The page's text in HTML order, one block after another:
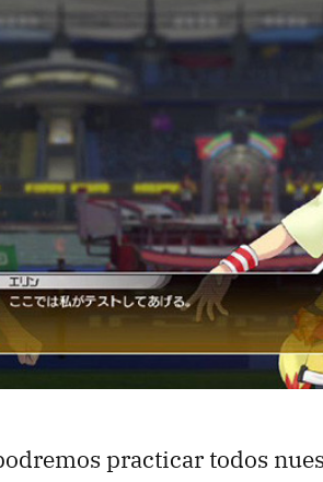
practicar todos